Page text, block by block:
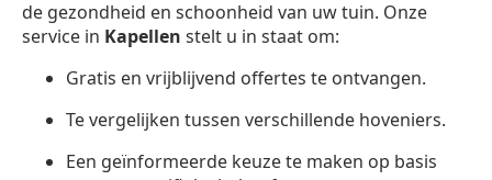
de gezondheid en schoonheid van uw tuin. Onze
service in Kapellen stelt u in staat om:
Gratis en vrijblijvend offertes te ontvangen.
Te vergelijken tussen verschillende hoveniers.
Een geïnformeerde keuze te maken op basis